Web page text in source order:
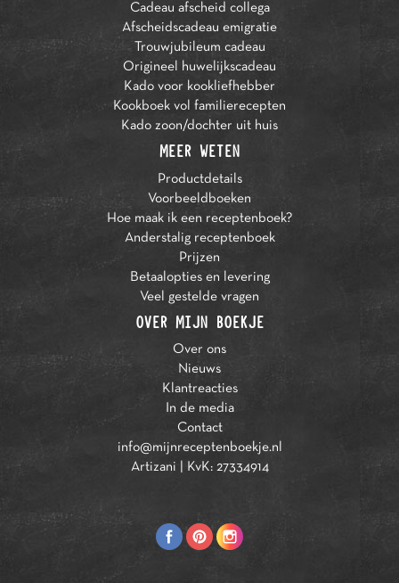
Cadeau afscheid collega
Afscheidscadeau emigratie
Trouwjubileum cadeau
Origineel huwelijkscadeau
Kado voor kookliefhebber
Kookboek vol familierecepten
Kado zoon/dochter uit huis
MEER WETEN
Productdetails
Voorbeeldboeken
Hoe maak ik een receptenboek?
Anderstalig receptenboek
Prijzen
Betaalopties en levering
Veel gestelde vragen
OVER MIJN BOEKJE
Over ons
Nieuws
Klantreacties
In de media
Contact
info@mijnreceptenboekje.nl
Artizani | KvK: 27334914